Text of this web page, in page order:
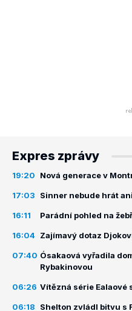
Expres zprávy
19:20 Nová generace v
17:03 Sinner nebude hrát
16:11 Parádní pohled na
16:04 Zajímavý dotaz
07:40 Ósakaová vyřadila
Rybakinovou
06:26 Vítězná série Ealaové
06:18 Shelton zvládl bitvu s